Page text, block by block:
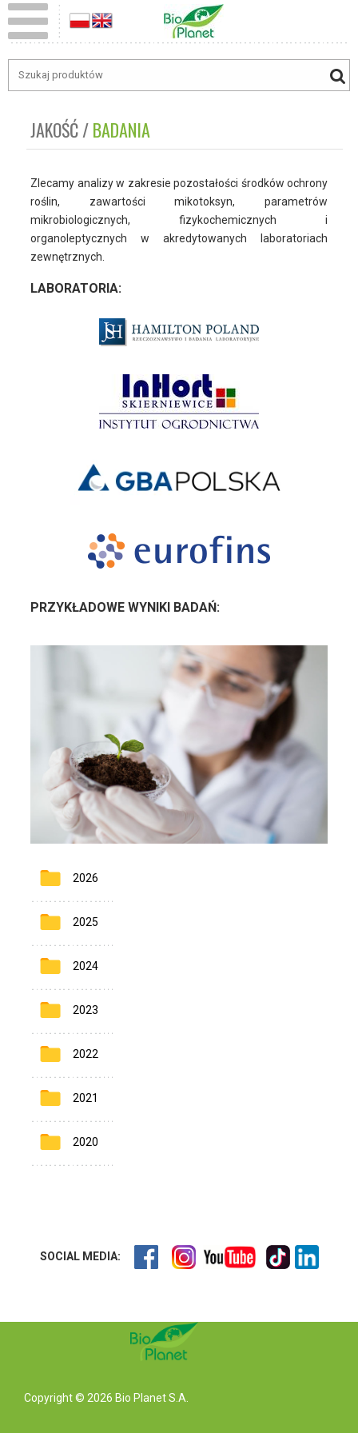
JAKOŚĆ BADANIA
Zlecamy analizy w zakresie pozostałości środków ochrony
roślin, zawartości mikotoksyn, parametrów
mikrobiologicznych, fizykochemicznych i
organoleptycznych w akredytowanych laboratoriach
zewnętrznych.
LABORATORIA:
PRZYKŁADOWE WYNIKI BADAŃ:
2026
2025
2024
2023
2022
2021
2020
SOCIAL MEDIA:
Copyright © 2026 Bio Planet S.A.